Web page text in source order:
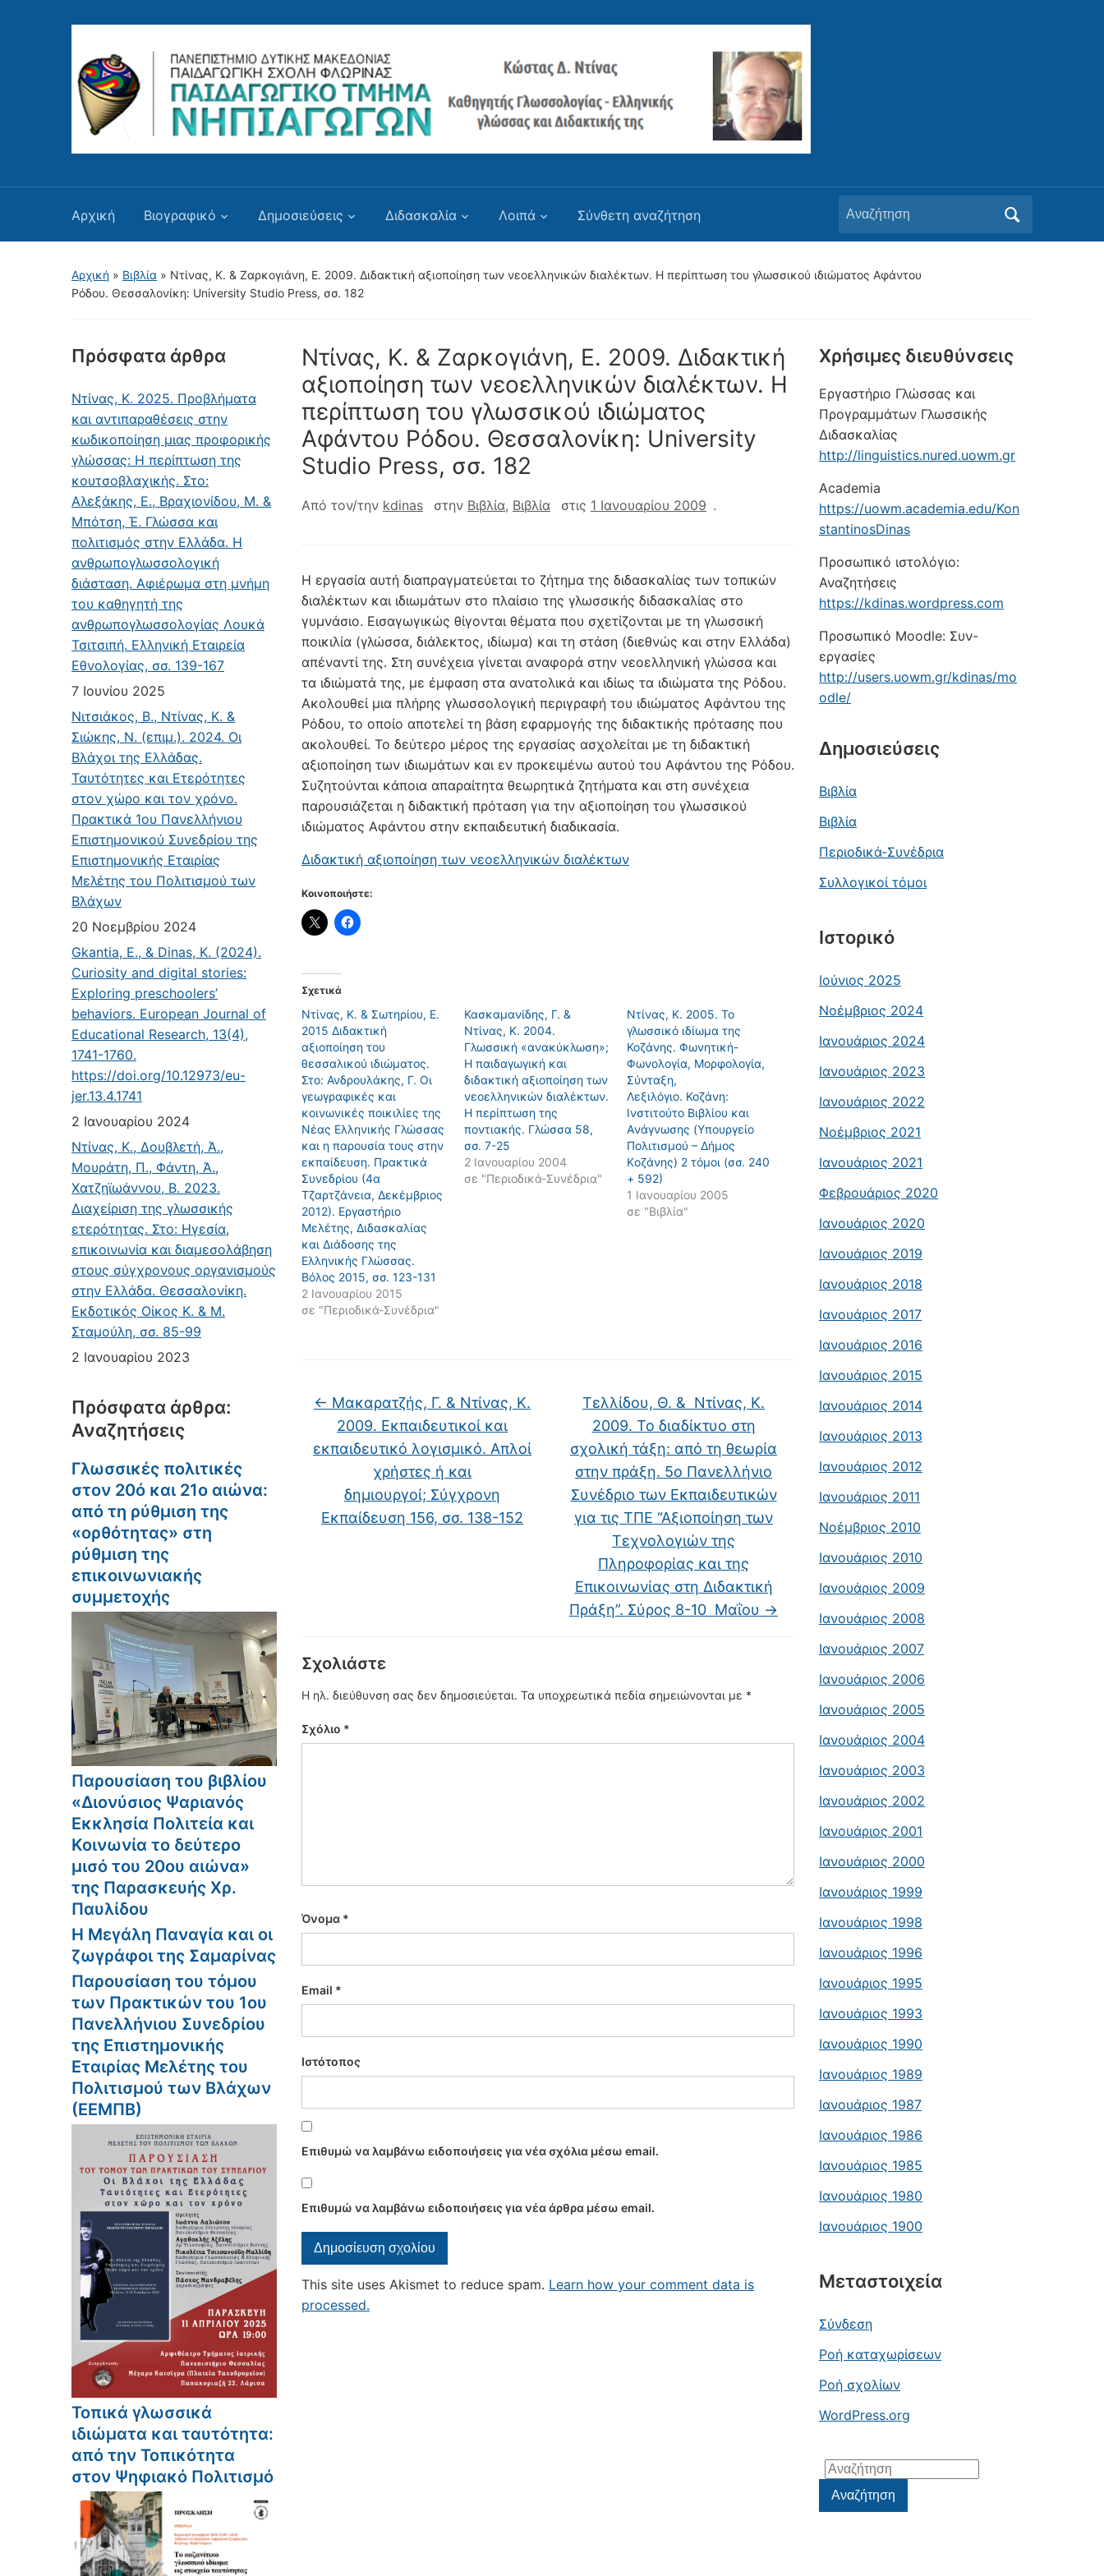
Αρχική Βιογραφικό Δημοσιεύσεις Διδασκαλία Λοιπά Σύνθετη αναζήτηση
Αναζήτηση
για:
Αρχική » Βιβλία » Ντίνας, Κ. & Ζαρκογιάνη, Ε. 2009. Διδακτική αξιοποίηση των νεοελληνικών διαλέκτων. Η περίπτωση του γλωσσικού ιδιώματος Αφάντου
Ρόδου. Θεσσαλονίκη: University Studio Press, σσ. 182
Πρόσφατα άρθρα
Ντίνας, Κ. 2025. Προβλήματα
και αντιπαραθέσεις στην
κωδικοποίηση μιας προφορικής
γλώσσας: Η περίπτωση της
κουτσοβλαχικής. Στο:
Αλεξάκης, Ε., Βραχιονίδου, Μ. &
Μπότση, Έ. Γλώσσα και
πολιτισμός στην Ελλάδα. Η
ανθρωπογλωσσολογική
διάσταση. Αφιέρωμα στη μνήμη
του καθηγητή της
ανθρωπογλωσσολογίας Λουκά
Τσιτσιπή. Ελληνική Εταιρεία
Εθνολογίας, σσ. 139-167
7 Ιουνίου 2025
Νιτσιάκος, Β., Ντίνας, Κ. &
Σιώκης, Ν. (επιμ.). 2024. Οι
Βλάχοι της Ελλάδας.
Ταυτότητες και Ετερότητες
στον χώρο και τον χρόνο.
Πρακτικά 1ου Πανελλήνιου
Επιστημονικού Συνεδρίου της
Επιστημονικής Εταιρίας
Μελέτης του Πολιτισμού των
Βλάχων
20 Νοεμβρίου 2024
Gkantia, E., & Dinas, K. (2024).
Curiosity and digital stories:
Exploring preschoolers’
behaviors. European Journal of
Educational Research, 13(4),
1741-1760.
https://doi.org/10.12973/eu-
jer.13.4.1741
2 Ιανουαρίου 2024
Ντίνας, Κ., Δουβλετή, Ά.,
Μουράτη, Π., Φάντη, Ά.,
Χατζηϊωάννου, Β. 2023.
Διαχείριση της γλωσσικής
ετερότητας. Στο: Ηγεσία,
επικοινωνία και διαμεσολάβηση
στους σύγχρονους οργανισμούς
στην Ελλάδα. Θεσσαλονίκη.
Εκδοτικός Οίκος Κ. & Μ.
Σταμούλη, σσ. 85-99
2 Ιανουαρίου 2023
Πρόσφατα άρθρα:
Αναζητήσεις
Γλωσσικές πολιτικές
στον 20ό και 21ο αιώνα:
από τη ρύθμιση της
«ορθότητας» στη
ρύθμιση της
επικοινωνιακής
συμμετοχής
Παρουσίαση του βιβλίου
«Διονύσιος Ψαριανός
Εκκλησία Πολιτεία και
Κοινωνία το δεύτερο
μισό του 20ου αιώνα»
της Παρασκευής Χρ.
Παυλίδου
Η Μεγάλη Παναγία και οι
ζωγράφοι της Σαμαρίνας
Παρουσίαση του τόμου
των Πρακτικών του 1ου
Πανελλήνιου Συνεδρίου
της Επιστημονικής
Εταιρίας Μελέτης του
Πολιτισμού των Βλάχων
(ΕΕΜΠΒ)
Τοπικά γλωσσικά
ιδιώματα και ταυτότητα:
από την Τοπικότητα
στον Ψηφιακό Πολιτισμό
Ντίνας, Κ. & Ζαρκογιάνη, Ε. 2009. Διδακτική
αξιοποίηση των νεοελληνικών διαλέκτων. Η
περίπτωση του γλωσσικού ιδιώματος
Αφάντου Ρόδου. Θεσσαλονίκη: University
Studio Press, σσ. 182
Από τον/την kdinas στην Βιβλία, Βιβλία στις 1 Ιανουαρίου 2009 .
Η εργασία αυτή διαπραγματεύεται το ζήτημα της διδασκαλίας των τοπικών
διαλέκτων και ιδιωμάτων στο πλαίσιο της γλωσσικής διδασκαλίας στο
γυμνάσιο. Εισαγωγικώς θίγονται θέματα που σχετίζονται με τη γλωσσική
ποικιλία (γλώσσα, διάλεκτος, ιδίωμα) και τη στάση (διεθνώς και στην Ελλάδα)
απέναντί της. Στη συνέχεια γίνεται αναφορά στην νεοελληνική γλώσσα και
τα ιδιώματά της, με έμφαση στα ανατολικά και ιδίως τα ιδιώματα της Ρόδου.
Ακολουθεί μια πλήρης γλωσσολογική περιγραφή του ιδιώματος Αφάντου της
Ρόδου, το οποίο αποτελεί τη βάση εφαρμογής της διδακτικής πρότασης που
ακολουθεί. Το δεύτερο μέρος της εργασίας ασχολείται με τη διδακτική
αξιοποίηση των ιδιωμάτων και εν προκειμένω αυτού του Αφάντου της Ρόδου.
Συζητούνται κάποια απαραίτητα θεωρητικά ζητήματα και στη συνέχεια
παρουσιάζεται η διδακτική πρόταση για την αξιοποίηση του γλωσσικού
ιδιώματος Αφάντου στην εκπαιδευτική διαδικασία.
Διδακτική αξιοποίηση των νεοελληνικών διαλέκτων
Κοινοποιήστε:
Σχετικά
Ντίνας, Κ. & Σωτηρίου, Ε.
2015 Διδακτική
αξιοποίηση του
θεσσαλικού ιδιώματος.
Στο: Ανδρουλάκης, Γ. Οι
γεωγραφικές και
κοινωνικές ποικιλίες της
Νέας Ελληνικής Γλώσσας
και η παρουσία τους στην
εκπαίδευση. Πρακτικά
Συνεδρίου (4α
Τζαρτζάνεια, Δεκέμβριος
2012). Εργαστήριο
Μελέτης, Διδασκαλίας
και Διάδοσης της
Ελληνικής Γλώσσας.
Βόλος 2015, σσ. 123-131
2 Ιανουαρίου 2015
σε "Περιοδικά-Συνέδρια"
Κασκαμανίδης, Γ. &
Ντίνας, Κ. 2004.
Γλωσσική «ανακύκλωση»;
Η παιδαγωγική και
διδακτική αξιοποίηση των
νεοελληνικών διαλέκτων.
Η περίπτωση της
ποντιακής. Γλώσσα 58,
σσ. 7-25
2 Ιανουαρίου 2004
σε "Περιοδικά-Συνέδρια"
Ντίνας, Κ. 2005. Το
γλωσσικό ιδίωμα της
Κοζάνης. Φωνητική-
Φωνολογία, Μορφολογία,
Σύνταξη,
Λεξιλόγιο. Κοζάνη:
Iνστιτούτο Bιβλίου και
Aνάγνωσης (Yπουργείο
Πολιτισμού – Δήμος
Kοζάνης) 2 τόμοι (σσ. 240
+ 592)
1 Ιανουαρίου 2005
σε "Βιβλία"
← Μακαρατζής, Γ. & Ντίνας, Κ.
2009. Εκπαιδευτικοί και
εκπαιδευτικό λογισμικό. Απλοί
χρήστες ή και
δημιουργοί; Σύγχρονη
Eκπαίδευση 156, σσ. 138-152
Τελλίδου, Θ. & Ντίνας, Κ.
2009. Το διαδίκτυο στη
σχολική τάξη: από τη θεωρία
στην πράξη. 5ο Πανελλήνιο
Συνέδριο των Εκπαιδευτικών
για τις ΤΠΕ “Αξιοποίηση των
Τεχνολογιών της
Πληροφορίας και της
Επικοινωνίας στη Διδακτική
Πράξη”. Σύρος 8-10 Μαΐου →
Σχολιάστε
Η ηλ. διεύθυνση σας δεν δημοσιεύεται. Τα υποχρεωτικά πεδία σημειώνονται με *
Σχόλιο *
Όνομα *
Email *
Ιστότοπος
Επιθυμώ να λαμβάνω ειδοποιήσεις για νέα σχόλια μέσω email.
Επιθυμώ να λαμβάνω ειδοποιήσεις για νέα άρθρα μέσω email.
This site uses Akismet to reduce spam. Learn how your comment data is
processed.
Xρήσιμες διευθύνσεις
Εργαστήριο Γλώσσας και
Προγραμμάτων Γλωσσικής
Διδασκαλίας
http://linguistics.nured.uowm.gr
Academia
https://uowm.academia.edu/Kon
stantinosDinas
Προσωπικό ιστολόγιο:
Αναζητήσεις
https://kdinas.wordpress.com
Προσωπικό Moodle: Συν-
εργασίες
http://users.uowm.gr/kdinas/mo
odle/
Δημοσιεύσεις
Βιβλία
Βιβλία
Περιοδικά-Συνέδρια
Συλλογικοί τόμοι
Ιστορικό
Ιούνιος 2025
Νοέμβριος 2024
Ιανουάριος 2024
Ιανουάριος 2023
Ιανουάριος 2022
Νοέμβριος 2021
Ιανουάριος 2021
Φεβρουάριος 2020
Ιανουάριος 2020
Ιανουάριος 2019
Ιανουάριος 2018
Ιανουάριος 2017
Ιανουάριος 2016
Ιανουάριος 2015
Ιανουάριος 2014
Ιανουάριος 2013
Ιανουάριος 2012
Ιανουάριος 2011
Νοέμβριος 2010
Ιανουάριος 2010
Ιανουάριος 2009
Ιανουάριος 2008
Ιανουάριος 2007
Ιανουάριος 2006
Ιανουάριος 2005
Ιανουάριος 2004
Ιανουάριος 2003
Ιανουάριος 2002
Ιανουάριος 2001
Ιανουάριος 2000
Ιανουάριος 1999
Ιανουάριος 1998
Ιανουάριος 1996
Ιανουάριος 1995
Ιανουάριος 1993
Ιανουάριος 1990
Ιανουάριος 1989
Ιανουάριος 1987
Ιανουάριος 1986
Ιανουάριος 1985
Ιανουάριος 1980
Ιανουάριος 1900
Μεταστοιχεία
Σύνδεση
Ροή καταχωρίσεων
Ροή σχολίων
WordPress.org
Αναζήτηση
για:Αναζήτηση